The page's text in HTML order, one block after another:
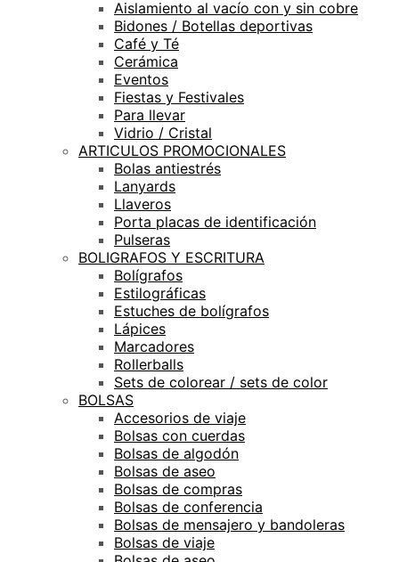
Aislamiento al vacío con y sin cobre
Bidones / Botellas deportivas
Café y Té
Cerámica
Eventos
Fiestas y Festivales
Para llevar
Vidrio / Cristal
ARTICULOS PROMOCIONALES
Bolas antiestrés
Lanyards
Llaveros
Porta placas de identificación
Pulseras
BOLIGRAFOS Y ESCRITURA
Bolígrafos
Estilográficas
Estuches de bolígrafos
Lápices
Marcadores
Rollerballs
Sets de colorear / sets de color
BOLSAS
Accesorios de viaje
Bolsas con cuerdas
Bolsas de algodón
Bolsas de aseo
Bolsas de compras
Bolsas de conferencia
Bolsas de mensajero y bandoleras
Bolsas de viaje